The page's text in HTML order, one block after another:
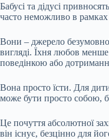
Бабусі та дідусі
часто неможливо в рамках
Вони – джерело
вигляді. Їхня любов
поведінкою або
Вона просто їсти. Для
може бути просто собою,
Це почуття абсолютної
він існує, безцінно для